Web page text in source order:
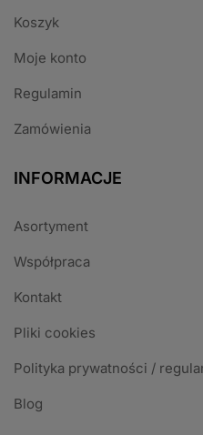
Koszyk
Moje konto
Regulamin
Zamówienia
INFORMACJE
Asortyment
Współpraca
Kontakt
Pliki cookies
Polityka prywatności /
Blog